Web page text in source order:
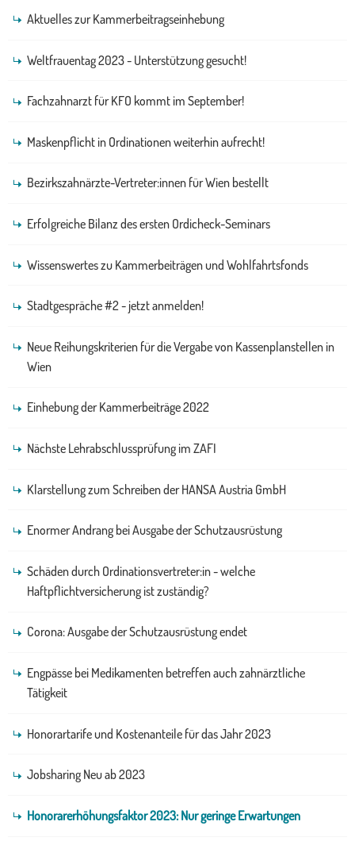
Aktuelles zur Kammerbeitragseinhebung
Weltfrauentag 2023 - Unterstützung gesucht!
Fachzahnarzt für KFO kommt im September!
Maskenpflicht in Ordinationen weiterhin aufrecht!
Bezirkszahnärzte-Vertreter:innen für Wien bestellt
Erfolgreiche Bilanz des ersten Ordicheck-Seminars
Wissenswertes zu Kammerbeiträgen und Wohlfahrtsfonds
Stadtgespräche #2 - jetzt anmelden!
Neue Reihungskriterien für die Vergabe von Kassenplanstellen in
Wien
Einhebung der Kammerbeiträge 2022
Nächste Lehrabschlussprüfung im ZAFI
Klarstellung zum Schreiben der HANSA Austria GmbH
Enormer Andrang bei Ausgabe der Schutzausrüstung
Schäden durch Ordinationsvertreter:in - welche
Haftpflichtversicherung ist zuständig?
Corona: Ausgabe der Schutzausrüstung endet
Engpässe bei Medikamenten betreffen auch zahnärztliche
Tätigkeit
Honorartarife und Kostenanteile für das Jahr 2023
Jobsharing Neu ab 2023
Honorarerhöhungsfaktor 2023: Nur geringe Erwartungen